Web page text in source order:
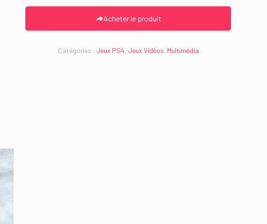
Acheter le produit
Catégories : Jeux PS4, Jeux Vidéos, Multimédia